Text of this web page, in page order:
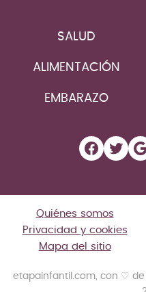
SALUD
ALIMENTACIÓN
EMBARAZO
Quiénes somos
Privacidad y cookies
Mapa del sitio
etapainfantil.com, con ♡